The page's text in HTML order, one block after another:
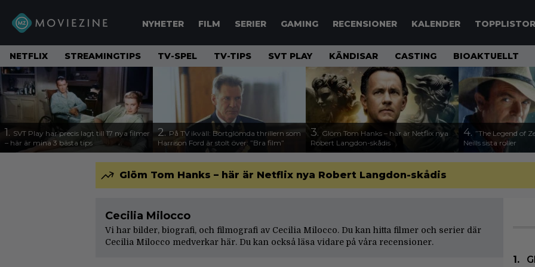
NYHETER FILM SERIER GAMING RECENSIONER KALENDER TOPPLISTOR
NETFLIX STREAMINGTIPS TV-SPEL TV-TIPS SVT PLAY KÄNDISAR CASTING BIOAKTUELLT
1. SVT Play har precis lagt till 17 nya filmer
– här är mina 3 bästa tips
2. På TV ikväll: Bortglömda thrillern som
Harrison Ford är stolt över: ”Bra film”
3. Glöm Tom Hanks – här är Netflix nya
Robert Langdon-skådis
4. ”The Legend of
Neills sista roller
Glöm Tom Hanks – här är Netflix nya Robert Langdon-skådis
Cecilia Milocco
Vi har bilder, biografi, och filmografi av Cecilia Milocco. Du kan hitta filmer och serier där
Cecilia Milocco medverkar här. Du kan också läsa vidare på våra recensioner.